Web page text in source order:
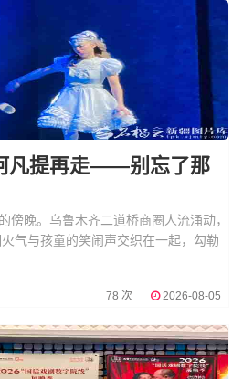
凡提再走——别忘了那
傍晚。乌鲁木齐二道桥商圈人流涌动，
气与孩童的笑闹声交织在一起，勾勒
78 次 2026-08-05